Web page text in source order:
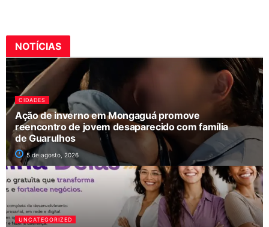
NOTÍCIAS
CIDADES
Ação de inverno em Mongaguá promove
reencontro de jovem desaparecido com família
de Guarulhos
5 de agosto, 2026
UNCATEGORIZED